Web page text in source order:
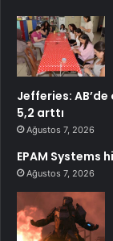
Jefferies:
5,2 arttı
Ağustos 7, 2026
EPAM Systems
Ağustos 7, 2026